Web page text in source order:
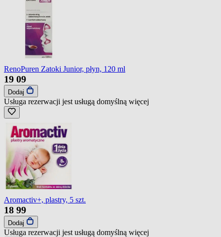
RenoPuren Zatoki Junior, płyn, 120 ml
19 09
Dodaj
Usługa rezerwacji jest usługą domyślną więcej
Aromactiv+, plastry, 5 szt.
18 99
Dodaj
Usługa rezerwacji jest usługą domyślną więcej